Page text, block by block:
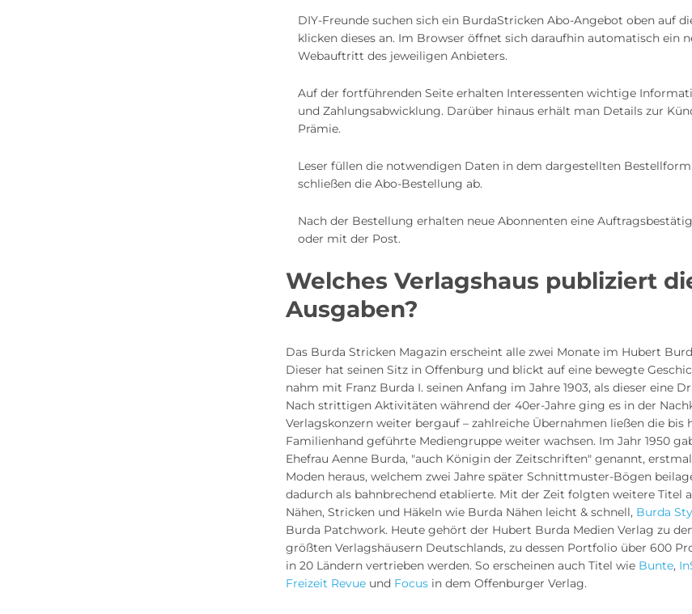
DIY-Freunde suchen sich ein BurdaStricken Abo-Angebot oben auf
klicken dieses an. Im Browser öffnet sich daraufhin automatisch ein
Webauftritt des jeweiligen Anbieters.
Auf der fortführenden Seite erhalten Interessenten wichtige
und Zahlungsabwicklung. Darüber hinaus erhält man Details zur
Prämie.
Leser füllen die notwendigen Daten in dem dargestellten
schließen die Abo-Bestellung ab.
Nach der Bestellung erhalten neue Abonnenten eine
oder mit der Post.
Welches Verlagshaus publiziert
Ausgaben?
Das Burda Stricken Magazin erscheint alle zwei Monate im Hubert
Dieser hat seinen Sitz in Offenburg und blickt auf eine bewegte
nahm mit Franz Burda I. seinen Anfang im Jahre 1903, als dieser eine
Nach strittigen Aktivitäten während der 40er-Jahre ging es in der
Verlagskonzern weiter bergauf – zahlreiche Übernahmen ließen die bis
Familienhand geführte Mediengruppe weiter wachsen. Im Jahr 1950
Ehefrau Aenne Burda, "auch Königin der Zeitschriften" genannt,
Moden heraus, welchem zwei Jahre später Schnittmuster-Bögen
dadurch als bahnbrechend etablierte. Mit der Zeit folgten weitere Titel
Nähen, Stricken und Häkeln wie Burda Nähen leicht & schnell, Burda
Burda Patchwork. Heute gehört der Hubert Burda Medien Verlag zu
größten Verlagshäusern Deutschlands, zu dessen Portfolio über 600
in 20 Ländern vertrieben werden. So erscheinen auch Titel wie Bunte,
Freizeit Revue und Focus in dem Offenburger Verlag.